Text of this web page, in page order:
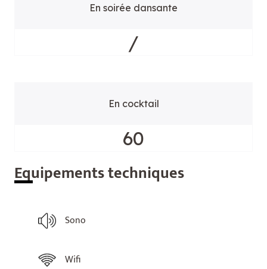
En soirée dansante
/
En cocktail
60
Equipements techniques
Sono
Wifi